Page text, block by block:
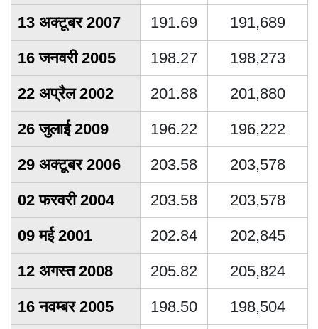
13 अक्टूबर 2007
191.69
191,689
16 जनवरी 2005
198.27
198,273
22 अप्रैल 2002
201.88
201,880
26 जुलाई 2009
196.22
196,222
29 अक्टूबर 2006
203.58
203,578
02 फरवरी 2004
203.58
203,578
09 मई 2001
202.84
202,845
12 अगस्त 2008
205.82
205,824
16 नवम्बर 2005
198.50
198,504